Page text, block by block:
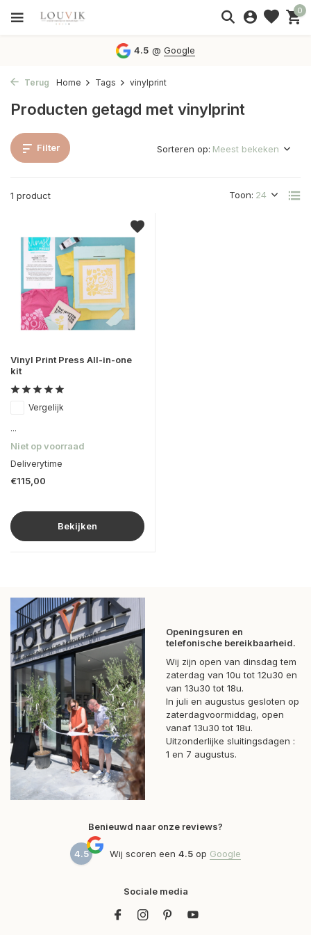
0
4.5 @Google
Terug Home Tags vinylprint
Producten getagd met vinylprint
Filter
1 product Toon:
Sorteren op:
Vinyl Print Press All-in-one
kit
Vergelijk
...
Niet op voorraad
Deliverytime
€115,00
Bekijken
Openingsuren en
telefonische bereikbaarheid.
Wij zijn open van dinsdag tem
zaterdag van 10u tot 12u30 en
van 13u30 tot 18u.
In juli en augustus gesloten op
zaterdagvoormiddag, open
vanaf 13u30 tot 18u.
Uitzonderlijke sluitingsdagen :
1 en 7 augustus.
Benieuwd naar onze reviews?
4.5 Wij scoren een 4.5 op Google
Sociale media